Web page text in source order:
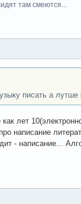
там смеются...
писать а
лет
написание
- написание...